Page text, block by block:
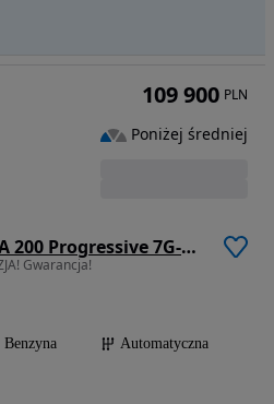
Mercedes-Benz Klasa A 200 Progressive 7G-DCT
Gwarancja!
Benzyna
Automatyczna
109 900 PLN
Poniżej średniej